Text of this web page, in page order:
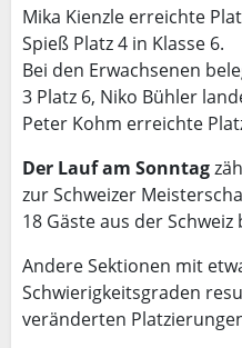
Mika Kienzle erreichte
Spieß Platz 4 in Klasse 6.
Bei den Erwachsenen
3 Platz 6, Niko Bühler
Peter Kohm erreichte
Der Lauf am Sonntag
zur Schweizer
18 Gäste aus der Schweiz
Andere Sektionen mit
Schwierigkeitsgraden
veränderten